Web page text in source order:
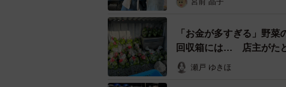
ました。普段のYouTubeやインスタでは
が、今回はあえて封印。
「お金が多すぎる」野
回収箱には… 店主がた
瀬戸 ゆきほ